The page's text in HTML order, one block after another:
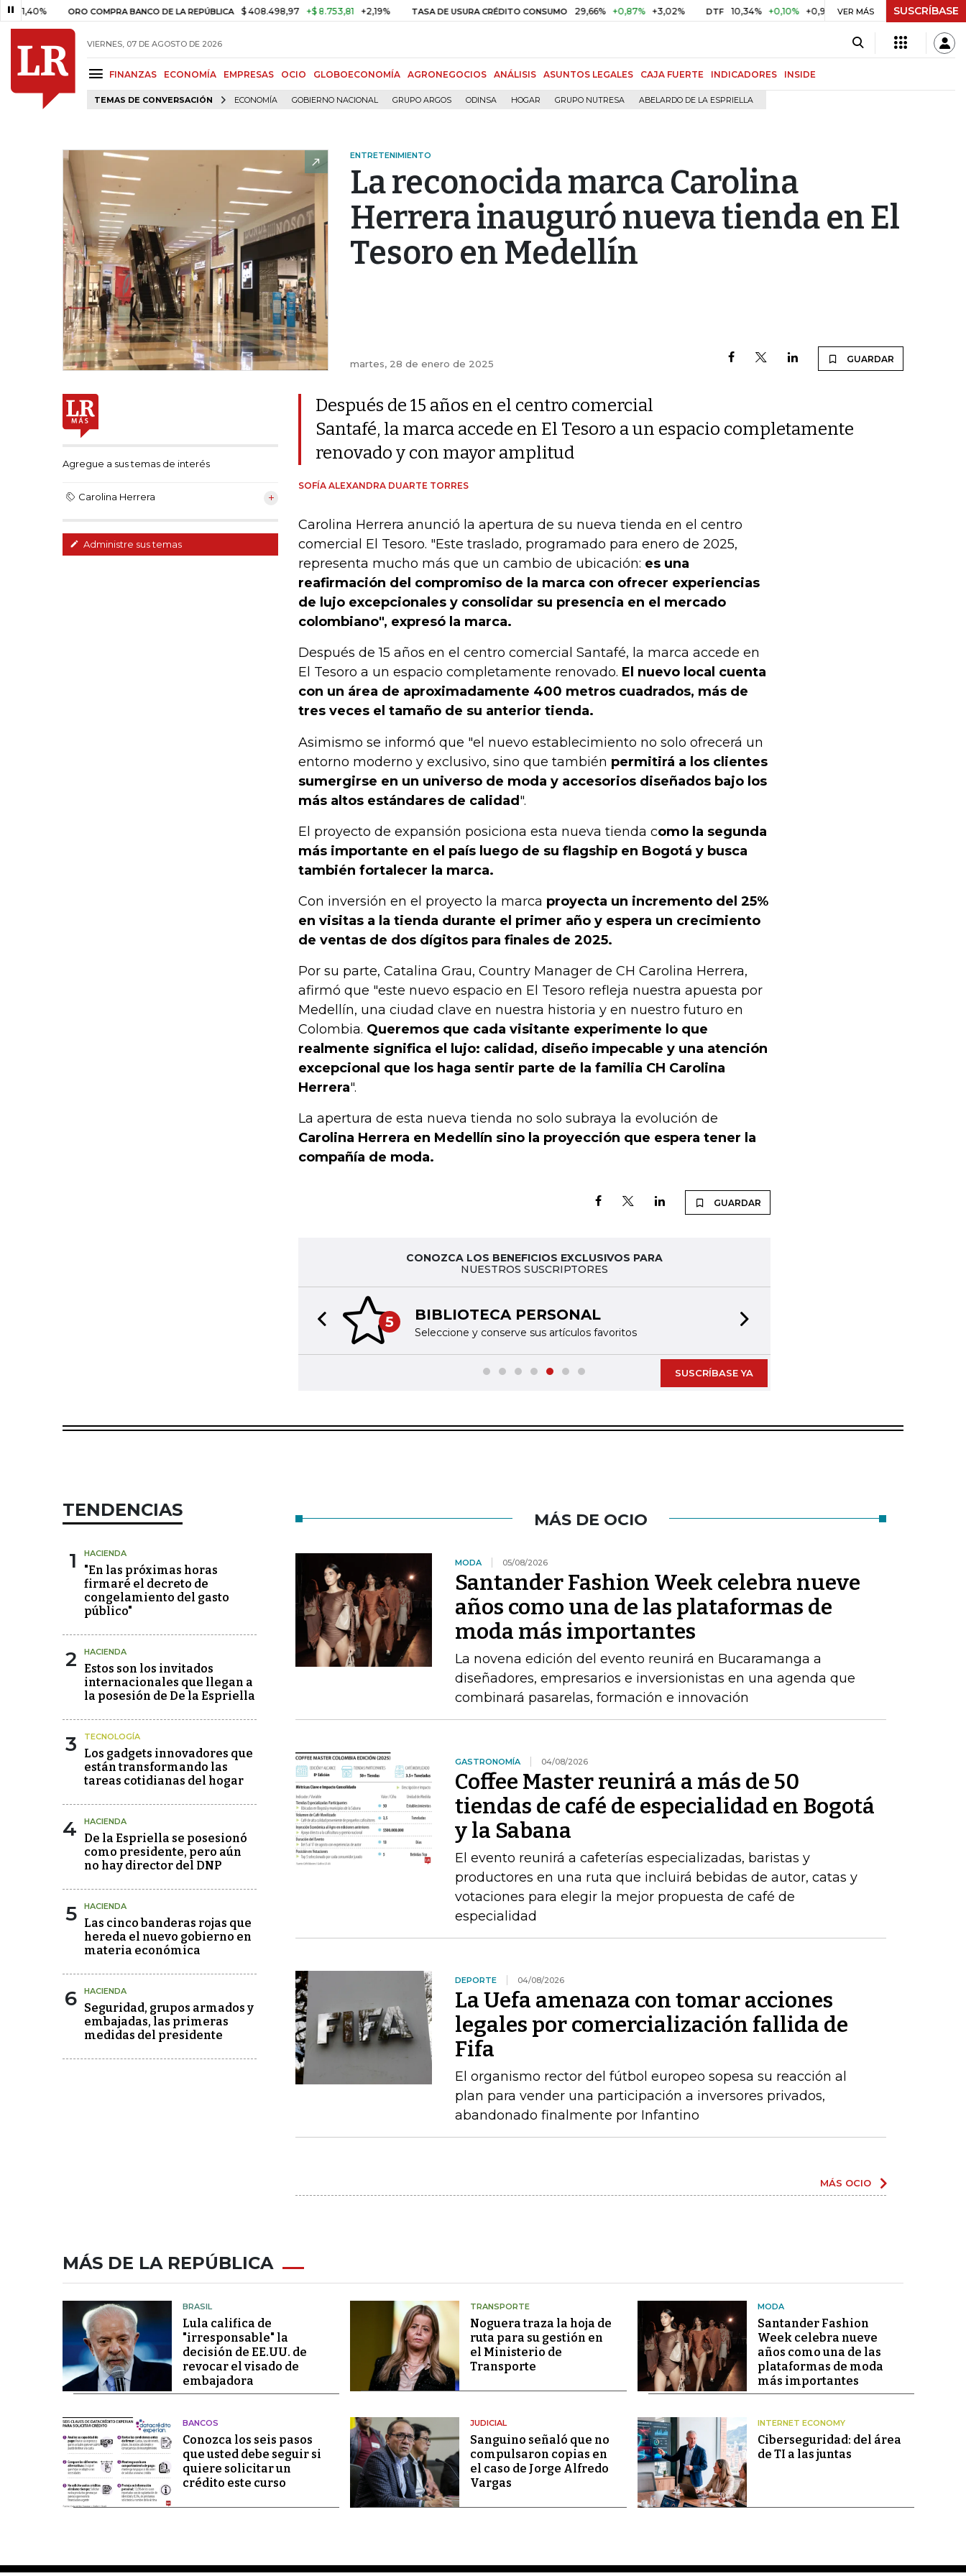
ORO COMPRA BANCO DE LA REPÚBLICA $ 408.498,97 +$ 8.753,81 +2,19% TASA DE USURA CRÉDITO CONSUMO 29,66% +0,87% +3,02% DTF 10,34% +0,10% +0,98% UVR $ 416,96 +$ 0,05 +0,01%
VER MÁS SUSCRÍBASE
VIERNES, 07 DE AGOSTO DE 2026
FINANZAS ECONOMÍA EMPRESAS OCIO GLOBOECONOMÍA AGRONEGOCIOS ANÁLISIS ASUNTOS LEGALES CAJA FUERTE INDICADORES INSIDE
TEMAS DE CONVERSACIÓN ECONOMÍA GOBIERNO NACIONAL GRUPO ARGOS ODINSA HOGAR GRUPO NUTRESA ABELARDO DE LA ESPRIELLA
ENTRETENIMIENTO
La reconocida marca Carolina
Herrera inauguró nueva tienda en El
Tesoro en Medellín
martes, 28 de enero de 2025 GUARDAR
Agregue a sus temas de interés
Carolina Herrera
Administre sus temas
Después de 15 años en el centro comercial
Santafé, la marca accede en El Tesoro a un espacio completamente
renovado y con mayor amplitud
SOFÍA ALEXANDRA DUARTE TORRES
Carolina Herrera anunció la apertura de su nueva tienda en el centro
comercial El Tesoro. "Este traslado, programado para enero de 2025,
representa mucho más que un cambio de ubicación: es una
reafirmación del compromiso de la marca con ofrecer experiencias
de lujo excepcionales y consolidar su presencia en el mercado
colombiano", expresó la marca.
Después de 15 años en el centro comercial Santafé, la marca accede en
El Tesoro a un espacio completamente renovado. El nuevo local cuenta
con un área de aproximadamente 400 metros cuadrados, más de
tres veces el tamaño de su anterior tienda.
Asimismo se informó que "el nuevo establecimiento no solo ofrecerá un
entorno moderno y exclusivo, sino que también permitirá a los clientes
sumergirse en un universo de moda y accesorios diseñados bajo los
más altos estándares de calidad ".
El proyecto de expansión posiciona esta nueva tienda como la segunda
más importante en el país luego de su flagship en Bogotá y busca
también fortalecer la marca.
Con inversión en el proyecto la marca proyecta un incremento del 25%
en visitas a la tienda durante el primer año y espera un crecimiento
de ventas de dos dígitos para finales de 2025.
Por su parte, Catalina Grau, Country Manager de CH Carolina Herrera,
afirmó que "este nuevo espacio en El Tesoro refleja nuestra apuesta por
Medellín, una ciudad clave en nuestra historia y en nuestro futuro en
Colombia. Queremos que cada visitante experimente lo que
realmente significa el lujo: calidad, diseño impecable y una atención
excepcional que los haga sentir parte de la familia CH Carolina
Herrera".
La apertura de esta nueva tienda no solo subraya la evolución de
Carolina Herrera en Medellín sino la proyección que espera tener la
compañía de moda.
GUARDAR
CONOZCA LOS BENEFICIOS EXCLUSIVOS PARA
NUESTROS SUSCRIPTORES
5 BIBLIOTECA PERSONAL
Seleccione y conserve sus artículos favoritos
Previous slide
SUSCRÍBASE YA
TENDENCIAS
1 HACIENDA
"En las próximas horas
firmaré el decreto de
congelamiento del gasto
público"
2 HACIENDA
Estos son los invitados
internacionales que llegan a
la posesión de De la Espriella
3 TECNOLOGÍA
Los gadgets innovadores que
están transformando las
tareas cotidianas del hogar
4 HACIENDA
De la Espriella se posesionó
como presidente, pero aún
no hay director del DNP
5 HACIENDA
Las cinco banderas rojas que
hereda el nuevo gobierno en
materia económica
6 HACIENDA
Seguridad, grupos armados y
embajadas, las primeras
medidas del presidente
MÁS DE OCIO
MODA 05/08/2026
Santander Fashion Week celebra nueve
años como una de las plataformas de
moda más importantes
La novena edición del evento reunirá en Bucaramanga a
diseñadores, empresarios e inversionistas en una agenda que
combinará pasarelas, formación e innovación
GASTRONOMÍA 04/08/2026
Coffee Master reunirá a más de 50
tiendas de café de especialidad en Bogotá
y la Sabana
El evento reunirá a cafeterías especializadas, baristas y
productores en una ruta que incluirá bebidas de autor, catas y
votaciones para elegir la mejor propuesta de café de
especialidad
DEPORTE 04/08/2026
La Uefa amenaza con tomar acciones
legales por comercialización fallida de
Fifa
El organismo rector del fútbol europeo sopesa su reacción al
plan para vender una participación a inversores privados,
abandonado finalmente por Infantino
MÁS OCIO
MÁS DE LA REPÚBLICA
BRASIL
Lula califica de
"irresponsable" la
decisión de EE.UU. de
revocar el visado de
embajadora
TRANSPORTE
Noguera traza la hoja de
ruta para su gestión en
el Ministerio de
Transporte
MODA
Santander Fashion
Week celebra nueve
años como una de las
plataformas de moda
más importantes
BANCOS
Conozca los seis pasos
que usted debe seguir si
quiere solicitar un
crédito este curso
JUDICIAL
Sanguino señaló que no
compulsaron copias en
el caso de Jorge Alfredo
Vargas
INTERNET ECONOMY
Ciberseguridad: del área
de TI a las juntas